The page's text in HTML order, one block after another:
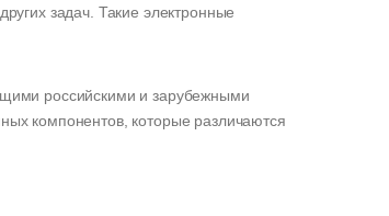
задач. Такие электронные
российскими и зарубежными
компонентов, которые различаются